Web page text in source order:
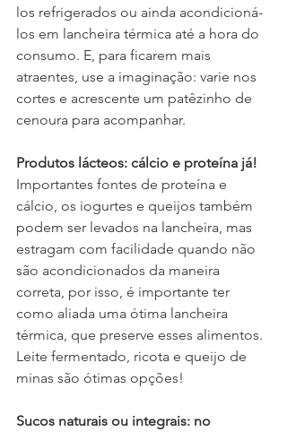
los refrigerados ou ainda acondicioná-
los em lancheira térmica até a hora do
consumo. E, para ficarem mais
atraentes, use a imaginação: varie nos
cortes e acrescente um patêzinho de
cenoura para acompanhar.
Produtos lácteos: cálcio e proteína já!
Importantes fontes de proteína e
cálcio, os iogurtes e queijos também
podem ser levados na lancheira, mas
estragam com facilidade quando não
são acondicionados da maneira
correta, por isso, é importante ter
como aliada uma ótima lancheira
térmica, que preserve esses alimentos.
Leite fermentado, ricota e queijo de
minas são ótimas opções!
Sucos naturais ou integrais: no